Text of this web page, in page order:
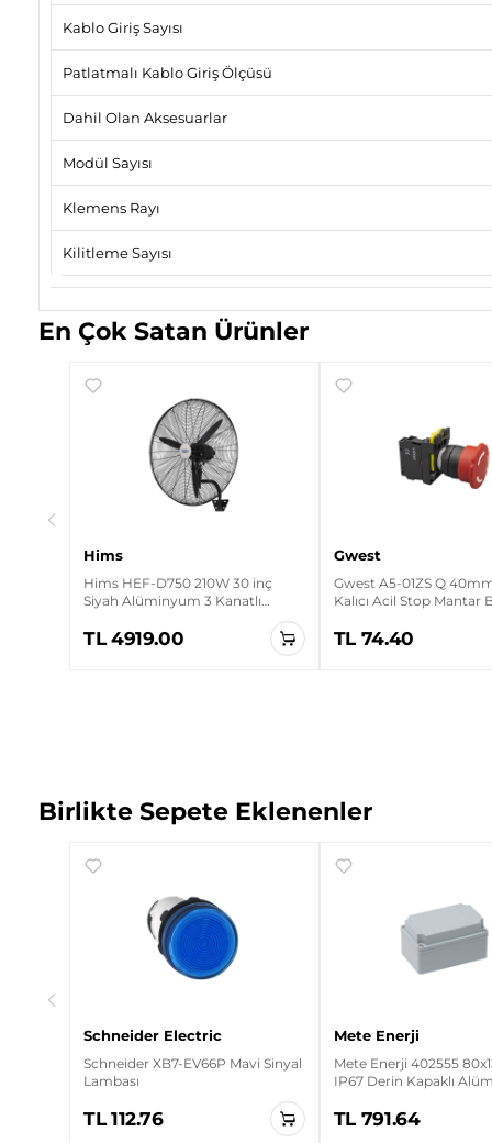
Kablo Giriş Sayısı
Patlatmalı Kablo Giriş Ölçüsü
Dahil Olan Aksesuarlar
Modül Sayısı
Klemens Rayı
Kilitleme Sayısı
En Çok Satan Ürünler
Hims
Hims HEF-D750 210W 30 inç
Siyah Alüminyum 3 Kanatlı
TL 4919.00
Gwest
Gwest A5-01ZS Q
Kalıcı Acil Stop Mantar
TL 74.40
Birlikte Sepete Eklenenler
Schneider Electric
Schneider XB7-EV66P Mavi Sinyal
Lambası
TL 112.76
Mete Enerji
Mete Enerji 402555
IP67 Derin Kapaklı
TL 791.64